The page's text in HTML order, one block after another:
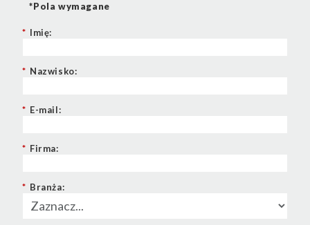
*Pola wymagane
* Imię:
* Nazwisko:
* E-mail:
* Firma:
* Branża: